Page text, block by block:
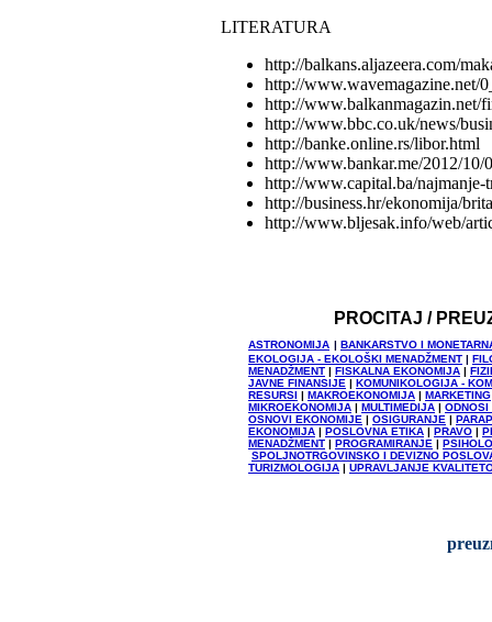
LITERATURA
http://balkans.aljazeera.com/
http://www.wavemagazine.net/
http://www.balkanmagazin.net/
http://www.bbc.co.uk/news/
http://banke.online.rs/libor.html
http://www.bankar.me/2012/
http://www.capital.ba/
http://business.hr/ekonomija/
http://www.bljesak.info/web/
PROCITAJ /
ASTRONOMIJA | BANKARSTVO I
EKOLOGIJA - EKOLOŠKI MENADŽMENT |
MENADŽMENT | FISKALNA EKONOMIJA |
JAVNE FINANSIJE | KOMUNIKOLOGIJA -
RESURSI | MAKROEKONOMIJA | MARKETING
MIKROEKONOMIJA | MULTIMEDIJA | ODNOSI
OSNOVI EKONOMIJE | OSIGURANJE |
EKONOMIJA | POSLOVNA ETIKA | PRAVO |
MENADŽMENT | PROGRAMIRANJE |
SPOLJNOTRGOVINSKO I DEVIZNO
TURIZMOLOGIJA | UPRAVLJANJE